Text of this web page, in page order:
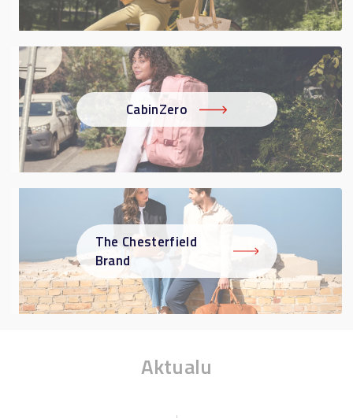
CabinZero
The Chesterfield
Brand
Aktualu